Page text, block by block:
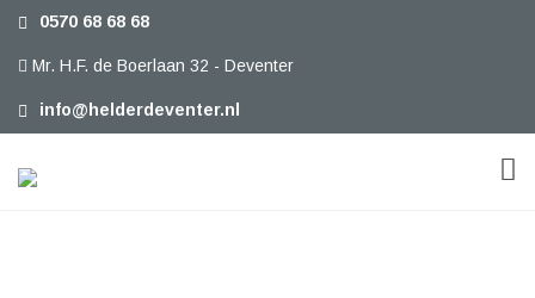
0570 68 68 68
Mr. H.F. de Boerlaan 32 - Deventer
info@helderdeventer.nl